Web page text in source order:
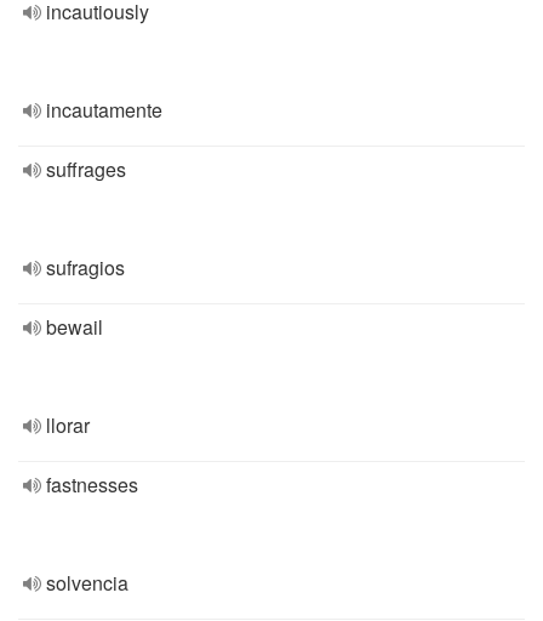
incautiously
incautamente
suffrages
sufragios
bewail
llorar
fastnesses
solvencia